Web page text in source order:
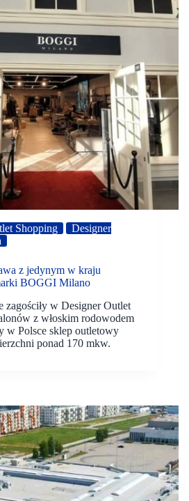
Shopping
Designer
z jedynym w kraju
BOGGI Milano
zagościły w Designer Outlet
z włoskim rodowodem
w Polsce sklep outletowy
ponad 170 mkw.